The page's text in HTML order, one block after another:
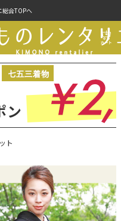
総合TOPへ
ト